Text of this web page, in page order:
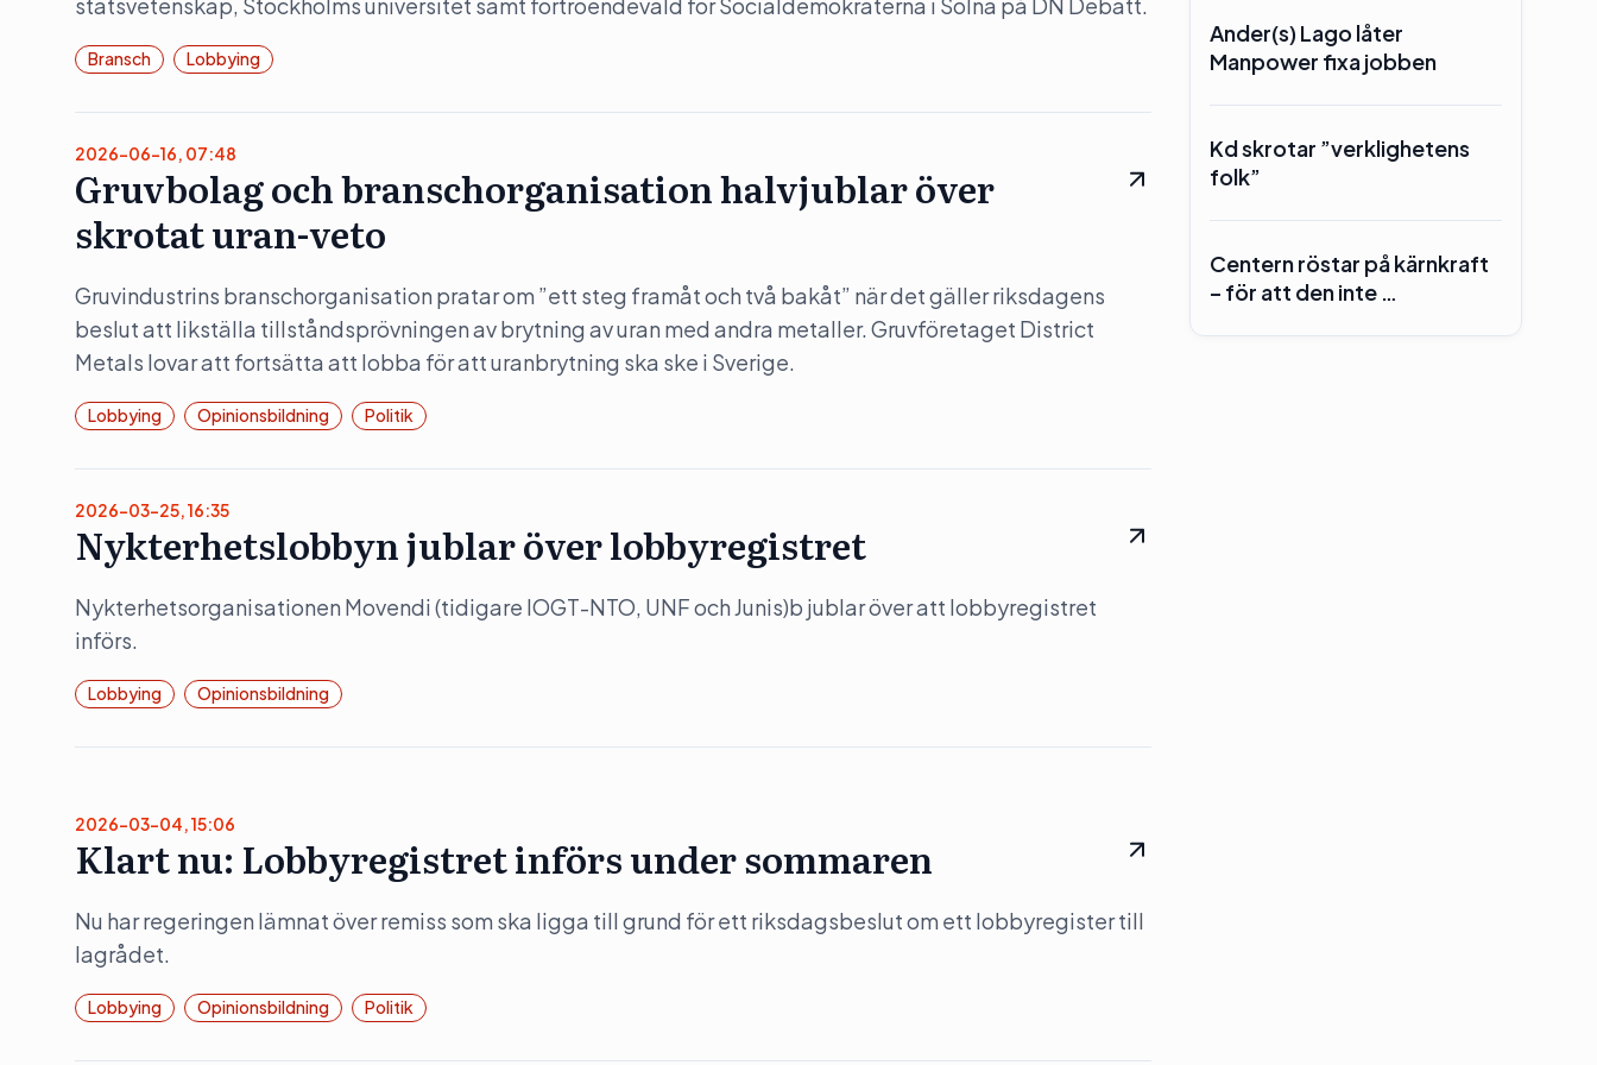
Bransch Lobbying
2026-06-16, 07:48
Gruvbolag och branschorganisation halvjublar över
skrotat uran-veto
Gruvindustrins branschorganisation pratar om ”ett steg framåt och två bakåt” när det gäller riksdagens
beslut att likställa tillståndsprövningen av brytning av uran med andra metaller. Gruvföretaget District
Metals lovar att fortsätta att lobba för att uranbrytning ska ske i Sverige.
Lobbying Opinionsbildning Politik
2026-03-25, 16:35
Nykterhetslobbyn jublar över lobbyregistret
Nykterhetsorganisationen Movendi (tidigare IOGT-NTO, UNF och Junis)b jublar över att lobbyregistret
införs.
Lobbying Opinionsbildning
2026-03-04, 15:06
Klart nu: Lobbyregistret införs under sommaren
Nu har regeringen lämnat över remiss som ska ligga till grund för ett riksdagsbeslut om ett lobbyregister till
lagrådet.
Lobbying Opinionsbildning Politik
Ander(s) Lago låter
Manpower fixa jobben
Kd skrotar ”verklighetens
folk”
Centern röstar på kärnkraft
– för att den inte …